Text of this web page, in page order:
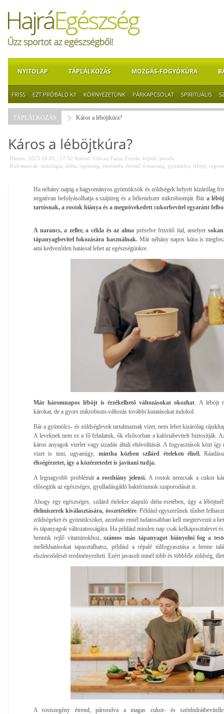
NYITÓLAP TÁPLÁLKOZÁS MOZGÁS-FOGYÓKÚRA
FRISS EZT PRÓBÁLD KI! KÖRNYEZETÜNK PÁRKAPCSOLAT SPIRITUÁLIS
TÁPLÁLKOZÁS Káros a léböjtkúra?
Káros a léböjtkúra?
Dátum: 2025.10.05., 17:52 Szerző: Udvari Fanni Forrás: képek: pexels
Kulcsszavak: autofágia diéta egészség emésztés étrend frissesség gyümölcs léböjt
Ha néhány napig a hagyományos gyümölcsök és zöldségek helyett kizárólag
negatívan befolyásolhatja a szájüreg és a bélrendszer mikrobiomját. Bár a
tartósnak, a rostok hiánya és a megnövekedett cukorbevitel egyaránt
A narancs, a zeller, a cékla és az almapréselve frissítő ital, amelyet
tápanyagbevitel fokozására használnak.Már néhány napos kúra is
ami kedvezőtlen hatással lehet az egészségünkre.
Már háromnapos léböjt is érzékelhető változásokat okozhat . A léböjt
károkat, de a gyors mikrobiom-változás további kutatásokat indokol.
Bár a gyümölcs- és zöldséglevek tartalmaznak vizet, nem lehet kizárólag
A leveknek nem ez a fő feladatuk, ők elsősorban a kalóriabevitelt biztosítják.
káros anyagok vizelet vagy izzadás általi eltávolítását. A fogyasztások közt
vizet is inni, ugyanúgy,
mintha közben szilárd ételeken élnél.
éhségérzetet, így a közérzetedet is javítani tudja.
A legnagyobb problémát a rosthiány jelenti. A rostok nemcsak a cukor
elősegítik az egészséges, gyulladásgátló baktériumok szaporodását is.
Ahogy egy egészséges, szilárd ételekre alapuló diéta esetében, úgy a
élelmiszerek kiválasztására, összetételére. Például egyszerűnek tűnhet
zöldségeket és gyümölcsöket, azonban ennél tudatosabban kell megtervezni a
és tápanyagok változatosságára. Ha például minden nap csak kelkáposztalevet
bennük rejlő vitaminokhoz,számos más tápanyagot hiányolni fog a
mellékhatásokat tapasztalhatsz, például a répalé túlfogyasztása a benne
elszíneződését eredményezheti. Ezért javasolt minél több és többféle zöldség,
A rostszegény étrend, párosulva a magas cukor- és